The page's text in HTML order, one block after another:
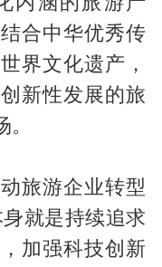
合中华优秀传
界文化遗产，
新性发展的旅
旅游企业转型
就是持续追求
加强科技创新